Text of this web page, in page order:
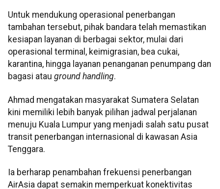
Untuk mendukung operasional penerbangan
tambahan tersebut, pihak bandara telah memastikan
kesiapan layanan di berbagai sektor, mulai dari
operasional terminal, keimigrasian, bea cukai,
karantina, hingga layanan penanganan penumpang dan
bagasi atau ground handling.
Ahmad mengatakan masyarakat Sumatera Selatan
kini memiliki lebih banyak pilihan jadwal perjalanan
menuju Kuala Lumpur yang menjadi salah satu pusat
transit penerbangan internasional di kawasan Asia
Tenggara.
Ia berharap penambahan frekuensi penerbangan
AirAsia dapat semakin memperkuat konektivitas